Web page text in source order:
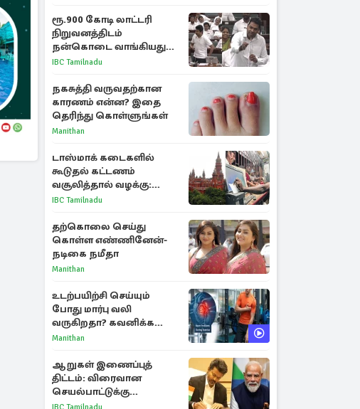
ரூ.900 கோடி லாட்டரி
நிறுவனத்திடம்
நன்கொடை வாங்கியது
ஏன்? உதயநிதி - ஆதவ்
IBC Tamilnadu
நகசுத்தி வருவதற்கான
காரணம் என்ன? இதை
தெரிந்து கொள்ளுங்கள்
Manithan
டாஸ்மாக் கடைகளில்
கூடுதல் கட்டணம்
வசூலித்தால் வழக்கு:
சென்னை உயர்நீதிமன்றம்
IBC Tamilnadu
தற்கொலை செய்து
கொள்ள எண்ணினேன்-
நடிகை நமீதா
Manithan
உடற்பயிற்சி செய்யும்
போது மார்பு வலி
வருகிறதா? கவனிக்க
வேண்டிய எச்சரிக்கை
Manithan
ஆறுகள் இணைப்புத்
திட்டம்: விரைவான
செயல்பாட்டுக்கு
பிரதமருக்கு முதலமைச்சர்